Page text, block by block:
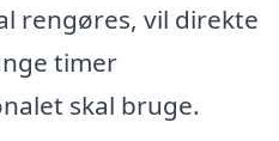
rengøres, vil direkte
timer
skal bruge.